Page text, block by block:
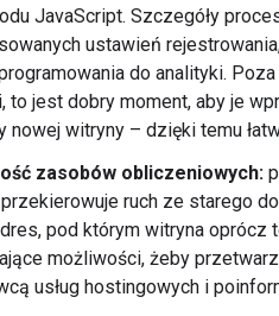
JavaScript. Szczegóły
ustawień
do analityki.
to jest dobry moment, aby je
nowej witryny – dzięki temu
zasobów obliczeniowych:
przekierowuje ruch ze starego
pod którym witryna
możliwości, żeby
usług hostingowych i